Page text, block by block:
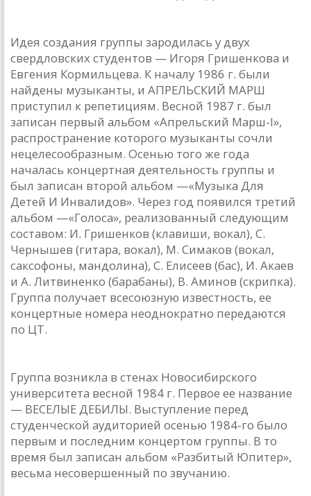
Идея создания группы зародилась у двух
свердловских студентов — Игоря Гришенкова и
Евгения Кормильцева. К началу 1986 г. были
найдены музыканты, и АПРЕЛЬСКИЙ МАРШ
приступил к репетициям. Весной 1987 г. был
записан первый альбом «Апрельский Марш-I»,
распространение которого музыканты сочли
нецелесообразным. Осенью того же года
началась концертная деятельность группы и
был записан второй альбом —«Музыка Для
Детей И Инвалидов». Через год появился третий
альбом —«Голоса», реализованный следующим
составом: И. Гришенков (клавиши, вокал), С.
Чернышев (гитара, вокал), М. Симаков (вокал,
саксофоны, мандолина), С. Елисеев (бас), И. Акаев
и А. Литвиненко (барабаны), В. Аминов (скрипка).
Группа получает всесоюзную известность, ее
концертные номера неоднократно передаются
по ЦТ.
Группа возникла в стенах Новосибирского
университета весной 1984 г. Первое ее название
— ВЕСЕЛЫЕ ДЕБИЛЫ. Выступление перед
студенческой аудиторией осенью 1984-го было
первым и последним концертом группы. В то
время был записан альбом «Разбитый Юпитер»,
весьма несовершенный по звучанию.